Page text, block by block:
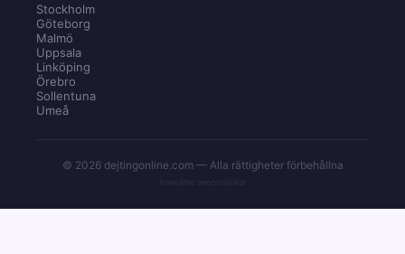
Stockholm
Göteborg
Malmö
Uppsala
Linköping
Örebro
Sollentuna
Umeå
© 2026 dejtingonline.com — Alla rättigheter förbehållna